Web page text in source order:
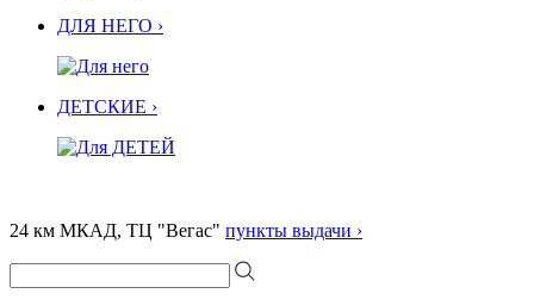
ДЛЯ НЕГО ›
ДЕТСКИЕ ›
24 км МКАД, ТЦ "Вегас" пункты выдачи ›